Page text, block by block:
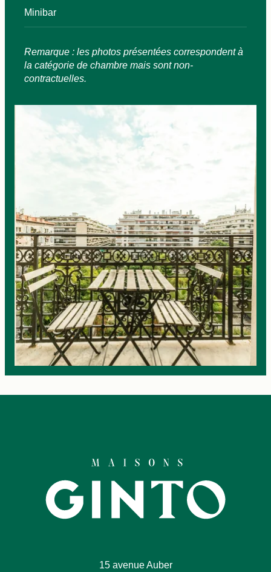
Minibar
Remarque : les photos présentées correspondent à
la catégorie de chambre mais sont non-
contractuelles.
15 avenue Auber
La MaisonLes Chambres
Nos EngagementsOffres & Actualités
Accès Réserver Nous contacter